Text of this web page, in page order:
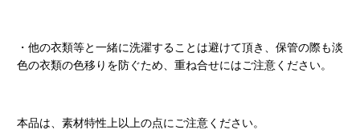
・他の衣類等と一緒に洗濯することは避けて頂き、保管の際も淡
色の衣類の色移りを防ぐため、重ね合せにはご注意ください。
本品は、素材特性上以上の点にご注意ください。